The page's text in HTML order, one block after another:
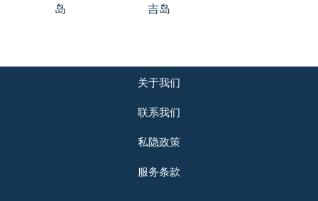
岛
吉岛
关于我们
联系我们
私隐政策
服务条款